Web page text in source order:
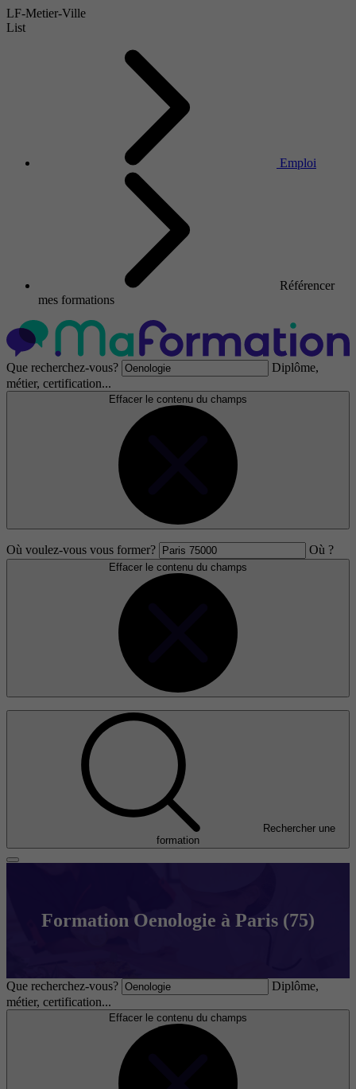
LF-Metier-Ville
List
Emploi
Référencer
mes formations
Que recherchez-vous?
Diplôme,
métier, certification...
Effacer le contenu du champs
Où voulez-vous vous former? Où ?
Effacer le contenu du champs
Rechercher une
formation
Formation Oenologie à Paris (75)
Que recherchez-vous?
Diplôme,
métier, certification...
Effacer le contenu du champs